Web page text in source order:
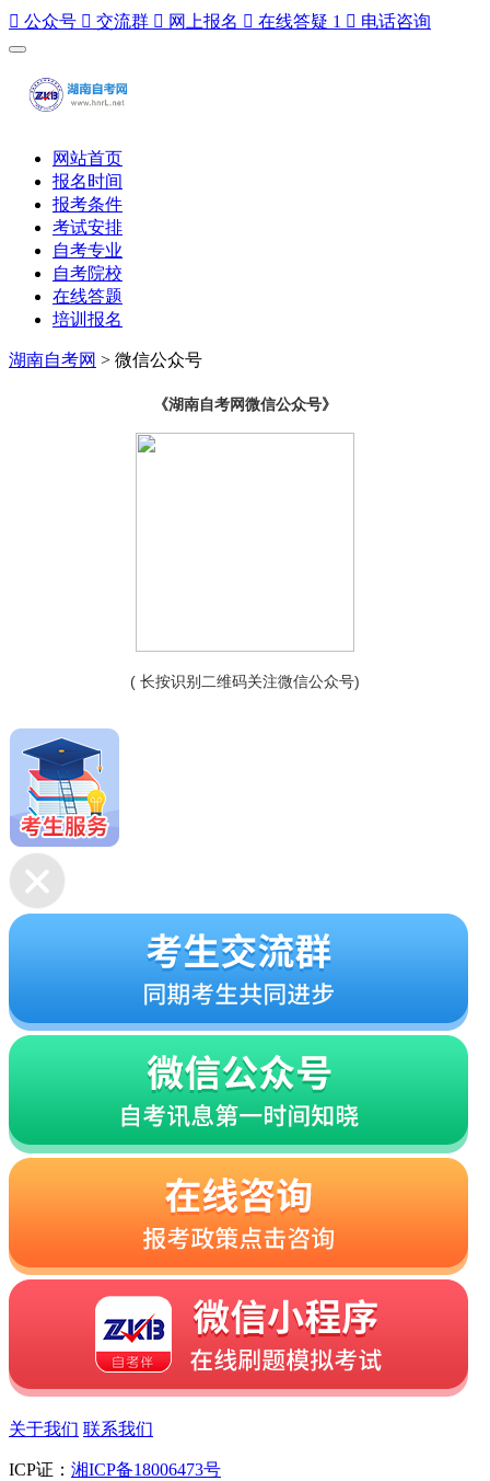
 公众号  交流群  网上报名  在线答疑 1  电话咨询
网站首页
报名时间
报考条件
考试安排
自考专业
自考院校
在线答题
培训报名
湖南自考网 > 微信公众号
《湖南自考网微信公众号》
( 长按识别二维码关注微信公众号)
关于我们 联系我们
ICP证： 湘ICP备18006473号